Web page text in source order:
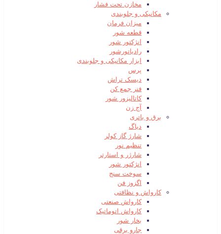
مخازن تحت فشار
مکانیکی و جلوبندی
میزان فرمان
قطعه شور
انژکتور شور
رادیاتورشور
ابزار مکانیکی و جلوبندی
پرس
دیسک تراش
فنر جمع کن
کاتالیزور شور
آج زن
برق و باتری
دیاگ
شارژ گاز کولر
تنظیم نور
شارژر و استارتر
انژکتور شور
سوخت سنج
اگزوز فن
کارواش و نظافتی
کارواش صنعتی
کارواش اتوماتیک
بخار شور
جارو برقی